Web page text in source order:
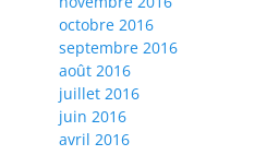
octobre 2016
septembre 2016
août 2016
juillet 2016
juin 2016
avril 2016